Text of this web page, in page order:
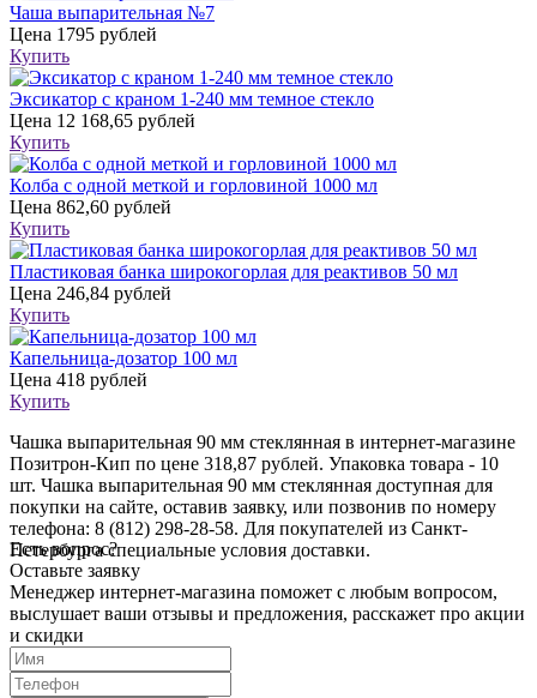
Чаша выпарительная №7
Цена 1795 рублей
Купить
Эксикатор с краном 1-240 мм темное стекло
Цена 12 168,65 рублей
Купить
Колба с одной меткой и горловиной 1000 мл
Цена 862,60 рублей
Купить
Пластиковая банка широкогорлая для реактивов 50 мл
Цена 246,84 рублей
Купить
Капельница-дозатор 100 мл
Цена 418 рублей
Купить
Чашка выпарительная 90 мм стеклянная в интернет-магазине
Позитрон-Кип по цене 318,87 рублей. Упаковка товара - 10
шт. Чашка выпарительная 90 мм стеклянная доступная для
покупки на сайте, оставив заявку, или позвонив по номеру
телефона: 8 (812) 298-28-58. Для покупателей из Санкт-
Петербурга специальные условия доставки.
Есть вопрос?
Оставьте заявку
Менеджер интернет-магазина поможет с любым вопросом,
выслушает ваши отзывы и предложения, расскажет про акции
и скидки